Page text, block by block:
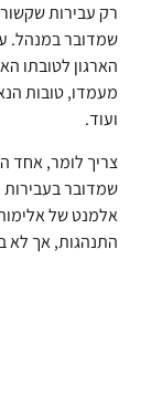
רק עבירות
שמדובר במנהל.
הארגון לטובתו
מעמדו, טובות
ועוד.
צריך לומר, אחד
שמדובר
אלמנט של
התנהגות, אך לא